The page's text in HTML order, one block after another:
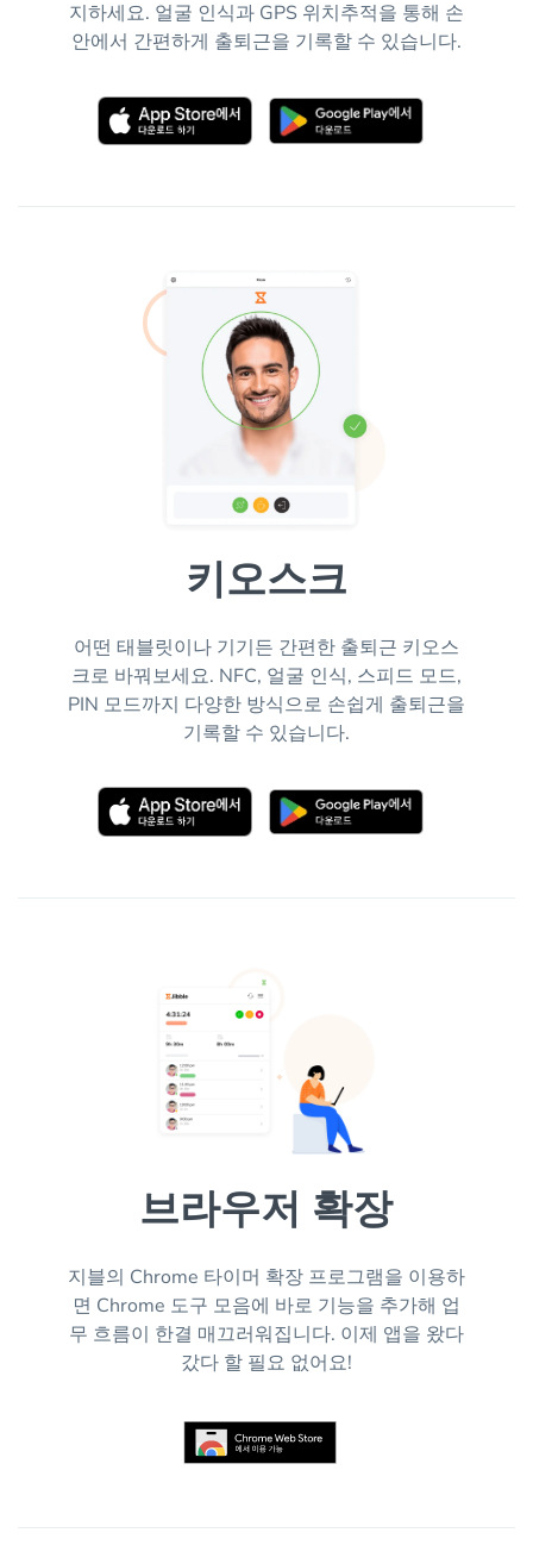
지하세요. 얼굴 인식과 GPS 위치추적을 통해 손
안에서 간편하게 출퇴근을 기록할 수 있습니다.
키오스크
어떤 태블릿이나 기기든 간편한 출퇴근 키오스
크로 바꿔보세요. NFC, 얼굴 인식, 스피드 모드,
PIN 모드까지 다양한 방식으로 손쉽게 출퇴근을
기록할 수 있습니다.
브라우저 확장
지블의 Chrome 타이머 확장 프로그램을 이용하
면 Chrome 도구 모음에 바로 기능을 추가해 업
무 흐름이 한결 매끄러워집니다. 이제 앱을 왔다
갔다 할 필요 없어요!